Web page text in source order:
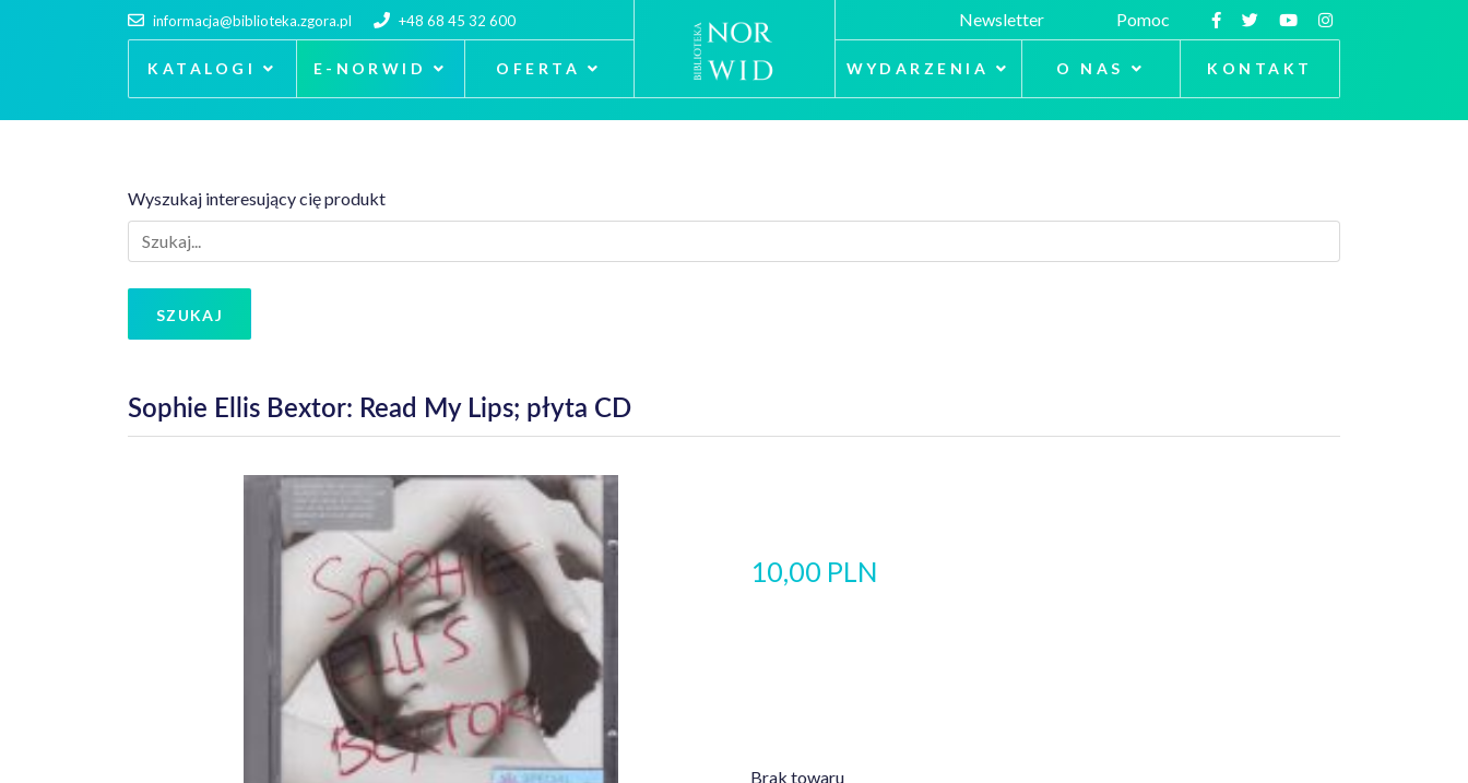
informacja@biblioteka.zgora.pl +48 68 45 32 600
KATALOGI E-NORWID OFERTA
Newsletter Pomoc
WYDARZENIA O NAS KONTAKT
Wyszukaj interesujący cię produkt
SZUKAJ
Sophie Ellis Bextor: Read My Lips; płyta CD
10,00 PLN
Brak towaru